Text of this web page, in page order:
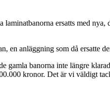
laminatbanorna ersatts med nya,
anläggning som då ersatte
gamla banorna inte längre
kronor. Det är vi väldigt